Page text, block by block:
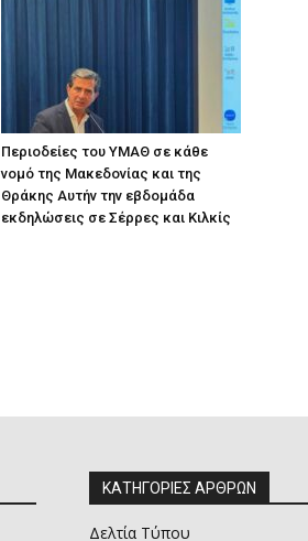
Περιοδείες του ΥΜΑΘ σε κάθε
νομό της Μακεδονίας και της
Θράκης Αυτήν την εβδομάδα
εκδηλώσεις σε Σέρρες και Κιλκίς
ΚΑΤΗΓΟΡΙΕΣ ΑΡΘΡΩΝ
Δελτία Τύπου